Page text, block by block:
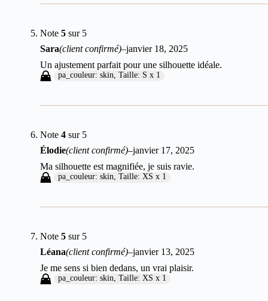
Note 5sur 5
Sara(client confirmé)–janvier 18, 2025
Un ajustement parfait pour une silhouette idéale.
pa_couleur: skin, Taille: S x 1
Note 4sur 5
Élodie(client confirmé)–janvier 17, 2025
Ma silhouette est magnifiée, je suis ravie.
pa_couleur: skin, Taille: XS x 1
Note 5sur 5
Léana(client confirmé)–janvier 13, 2025
Je me sens si bien dedans, un vrai plaisir.
pa_couleur: skin, Taille: XS x 1